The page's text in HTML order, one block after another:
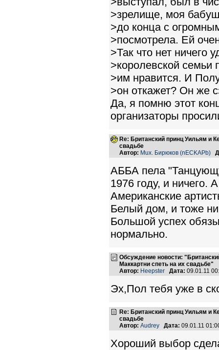
>зрелище, моя
>до конца с
>посмотрела. Ей
>Так что нет ничего
>королевской семьи
>им нравится. И
>он откажет? Он же
Да, я помню этот
организаторы
Re: Британский принц Уильям и
свадьбе
Автор: Mux. Бирюков (nECKAPb)
АББА пела
1976 году, и ничего.
Американские
Белый дом, и тоже
Большой успех
нормально.
Обсуждение новости:
Маккартни спеть на их свадьбе"
Автор: Heepster Дата: 09.01.11
Эх,Пол тебя уже в
Re: Британский принц Уильям и
свадьбе
Автор: Audrey Дата: 09.01.11
Хороший выбор